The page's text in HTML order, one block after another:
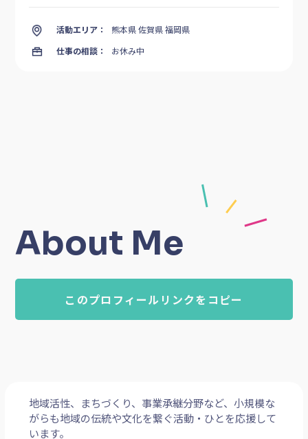
活動エリア：
熊本県 佐賀県 福岡県
仕事の相談：
お休み中
About Me
このプロフィールリンクをコピー
地域活性、まちづくり、事業承継分野など、小規模な
がらも地域の伝統や文化を繋ぐ活動・ひとを応援して
います。